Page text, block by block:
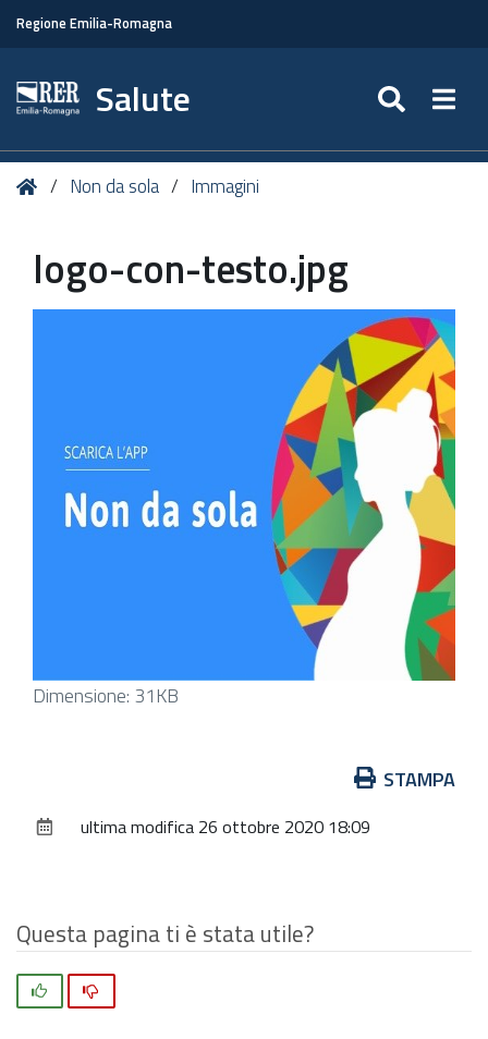
Regione Emilia-Romagna
Salute
Tu HomeNon da sola Immagini
logo-con-testo.jpg
Clicca
alle
dimensioni
Dimensione: 31KB
documento
STAMPA
ultima modifica 26 ottobre 2020 18:09
Questa pagina ti è stata utile?